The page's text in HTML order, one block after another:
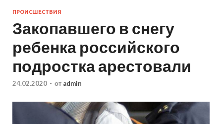
ПРОИСШЕСТВИЯ
Закопавшего в снегу
ребенка российского
подростка арестовали
24.02.2020 - от admin